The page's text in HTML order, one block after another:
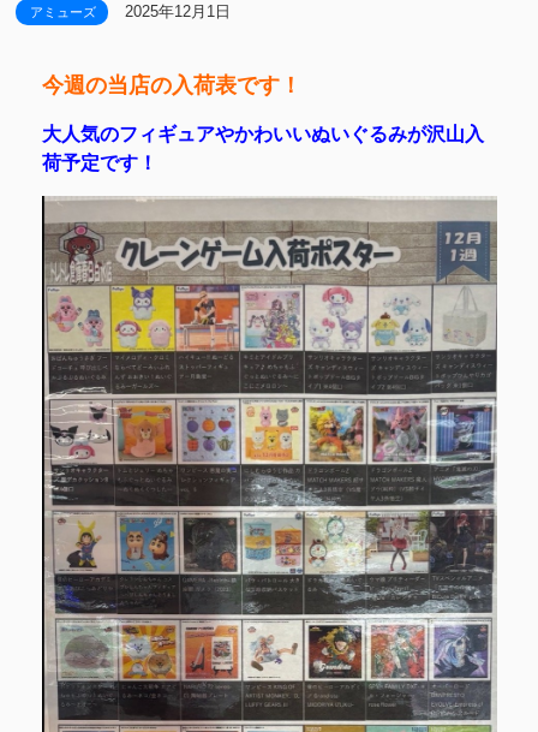
アミューズ 2025年12月1日
今週の当店の入荷表です！
大人気のフィギュアやかわいいぬいぐるみが沢山入
荷予定です！